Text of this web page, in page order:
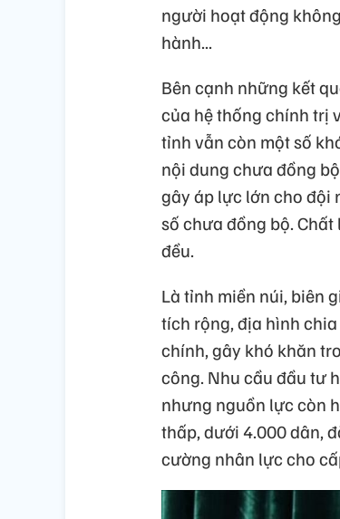
người hoạt động
hành...
Bên cạnh những kết
của hệ thống chính trị
tỉnh vẫn còn một số
nội dung chưa đồng
gây áp lực lớn cho đội
số chưa đồng bộ.
đều.
Là tỉnh miền núi, biên
tích rộng, địa hình
chính, gây khó khăn
công. Nhu cầu đầu tư
nhưng nguồn lực còn
thấp, dưới 4.000 dân,
cường nhân lực cho